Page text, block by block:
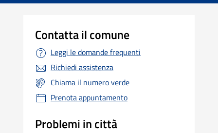
Contatta il comune
Leggi le domande frequenti
Richiedi assistenza
Chiama il numero verde
Prenota appuntamento
Problemi in città